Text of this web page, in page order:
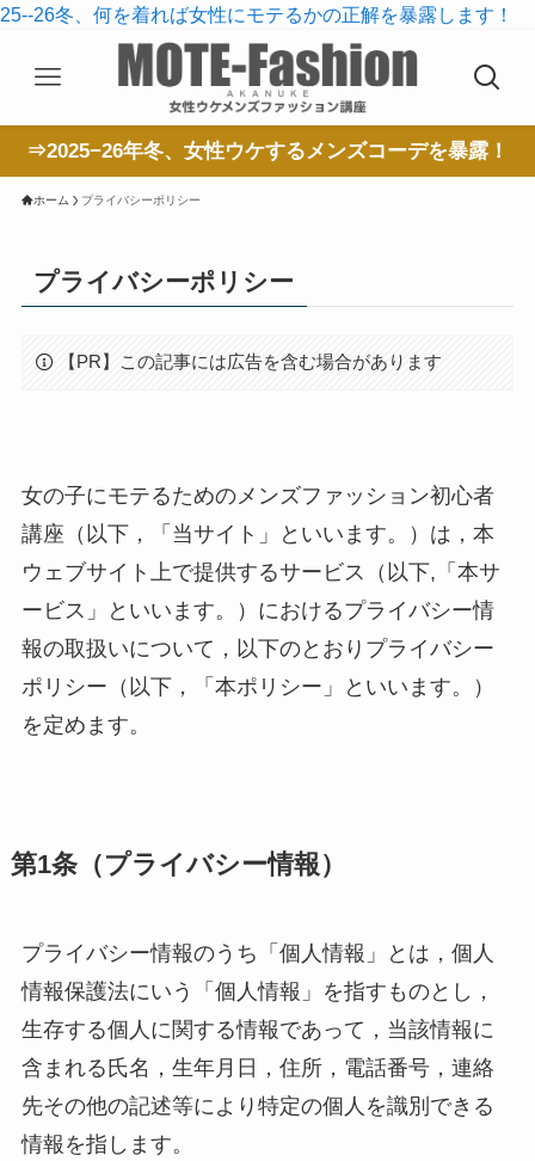
25--26冬、何を着れば女性にモテるかの正解を暴露します！
⇒2025−26年冬、女性ウケするメンズコーデを暴露！
ホーム プライバシーポリシー
プライバシーポリシー
【PR】この記事には広告を含む場合があります
女の子にモテるためのメンズファッション初心者
講座（以下，「当サイト」といいます。）は，本
ウェブサイト上で提供するサービス（以下,「本サ
ービス」といいます。）におけるプライバシー情
報の取扱いについて，以下のとおりプライバシー
ポリシー（以下，「本ポリシー」といいます。）
を定めます。
第1条（プライバシー情報）
プライバシー情報のうち「個人情報」とは，個人
情報保護法にいう「個人情報」を指すものとし，
生存する個人に関する情報であって，当該情報に
含まれる氏名，生年月日，住所，電話番号，連絡
先その他の記述等により特定の個人を識別できる
情報を指します。